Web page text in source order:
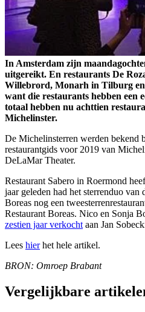
In Amsterdam zijn
uitgereikt. En restaurants De
Willebrord, Monarh in Tilburg
want die restaurants hebben een
totaal hebben nu achttien
Michelinster.
De Michelinsterren werden bekend
restaurantgids voor 2019 van
DeLaMar Theater.
Restaurant Sabero in Roermond
jaar geleden had het sterrenduo van
Boreas nog een
Restaurant Boreas. Nico en Sonja
zestien jaar verkocht aan Jan
Lees hierhet hele artikel.
BRON: Omroep Brabant
Vergelijkbare